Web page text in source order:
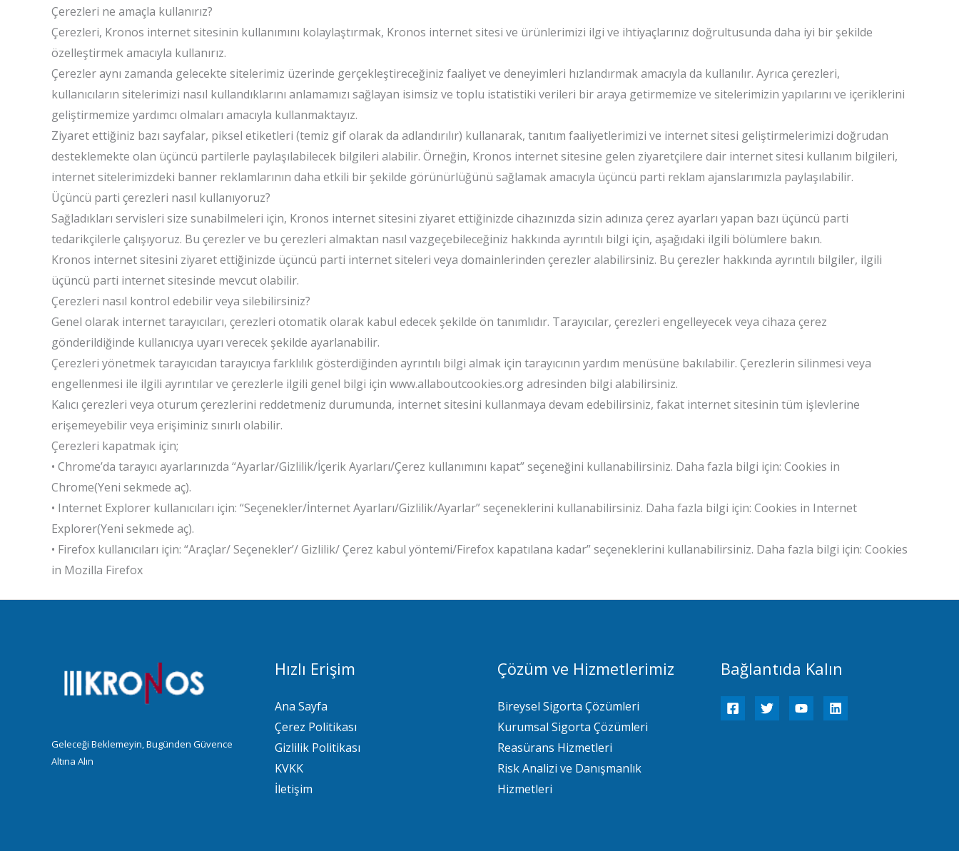
Çerezleri ne amaçla kullanırız?
Çerezleri, Kronos internet sitesinin kullanımını kolaylaştırmak, Kronos internet sitesi ve ürünlerimizi ilgi ve ihtiyaçlarınız doğrultusunda daha iyi bir şekilde
özelleştirmek amacıyla kullanırız.
Çerezler aynı zamanda gelecekte sitelerimiz üzerinde gerçekleştireceğiniz faaliyet ve deneyimleri hızlandırmak amacıyla da kullanılır. Ayrıca çerezleri,
kullanıcıların sitelerimizi nasıl kullandıklarını anlamamızı sağlayan isimsiz ve toplu istatistiki verileri bir araya getirmemize ve sitelerimizin yapılarını ve içeriklerini
geliştirmemize yardımcı olmaları amacıyla kullanmaktayız.
Ziyaret ettiğiniz bazı sayfalar, piksel etiketleri (temiz gif olarak da adlandırılır) kullanarak, tanıtım faaliyetlerimizi ve internet sitesi geliştirmelerimizi doğrudan
desteklemekte olan üçüncü partilerle paylaşılabilecek bilgileri alabilir. Örneğin, Kronos internet sitesine gelen ziyaretçilere dair internet sitesi kullanım bilgileri,
internet sitelerimizdeki banner reklamlarının daha etkili bir şekilde görünürlüğünü sağlamak amacıyla üçüncü parti reklam ajanslarımızla paylaşılabilir.
Üçüncü parti çerezleri nasıl kullanıyoruz?
Sağladıkları servisleri size sunabilmeleri için, Kronos internet sitesini ziyaret ettiğinizde cihazınızda sizin adınıza çerez ayarları yapan bazı üçüncü parti
tedarikçilerle çalışıyoruz. Bu çerezler ve bu çerezleri almaktan nasıl vazgeçebileceğiniz hakkında ayrıntılı bilgi için, aşağıdaki ilgili bölümlere bakın.
Kronos internet sitesini ziyaret ettiğinizde üçüncü parti internet siteleri veya domainlerinden çerezler alabilirsiniz. Bu çerezler hakkında ayrıntılı bilgiler, ilgili
üçüncü parti internet sitesinde mevcut olabilir.
Çerezleri nasıl kontrol edebilir veya silebilirsiniz?
Genel olarak internet tarayıcıları, çerezleri otomatik olarak kabul edecek şekilde ön tanımlıdır. Tarayıcılar, çerezleri engelleyecek veya cihaza çerez
gönderildiğinde kullanıcıya uyarı verecek şekilde ayarlanabilir.
Çerezleri yönetmek tarayıcıdan tarayıcıya farklılık gösterdiğinden ayrıntılı bilgi almak için tarayıcının yardım menüsüne bakılabilir. Çerezlerin silinmesi veya
engellenmesi ile ilgili ayrıntılar ve çerezlerle ilgili genel bilgi için www.allaboutcookies.org adresinden bilgi alabilirsiniz.
Kalıcı çerezleri veya oturum çerezlerini reddetmeniz durumunda, internet sitesini kullanmaya devam edebilirsiniz, fakat internet sitesinin tüm işlevlerine
erişemeyebilir veya erişiminiz sınırlı olabilir.
Çerezleri kapatmak için;
• Chrome’da tarayıcı ayarlarınızda “Ayarlar/Gizlilik/İçerik Ayarları/Çerez kullanımını kapat” seçeneğini kullanabilirsiniz. Daha fazla bilgi için: Cookies in
Chrome(Yeni sekmede aç).
• Internet Explorer kullanıcıları için: “Seçenekler/İnternet Ayarları/Gizlilik/Ayarlar” seçeneklerini kullanabilirsiniz. Daha fazla bilgi için: Cookies in Internet
Explorer(Yeni sekmede aç).
• Firefox kullanıcıları için: “Araçlar/ Seçenekler’/ Gizlilik/ Çerez kabul yöntemi/Firefox kapatılana kadar” seçeneklerini kullanabilirsiniz. Daha fazla bilgi için: Cookies
in Mozilla Firefox
Geleceği Beklemeyin, Bugünden Güvence
Altına Alın
Hızlı Erişim
Ana Sayfa
Çerez Politikası
Gizlilik Politikası
KVKK
İletişim
Çözüm ve Hizmetlerimiz
Bireysel Sigorta Çözümleri
Kurumsal Sigorta Çözümleri
Reasürans Hizmetleri
Risk Analizi ve Danışmanlık
Hizmetleri
Bağlantıda Kalın